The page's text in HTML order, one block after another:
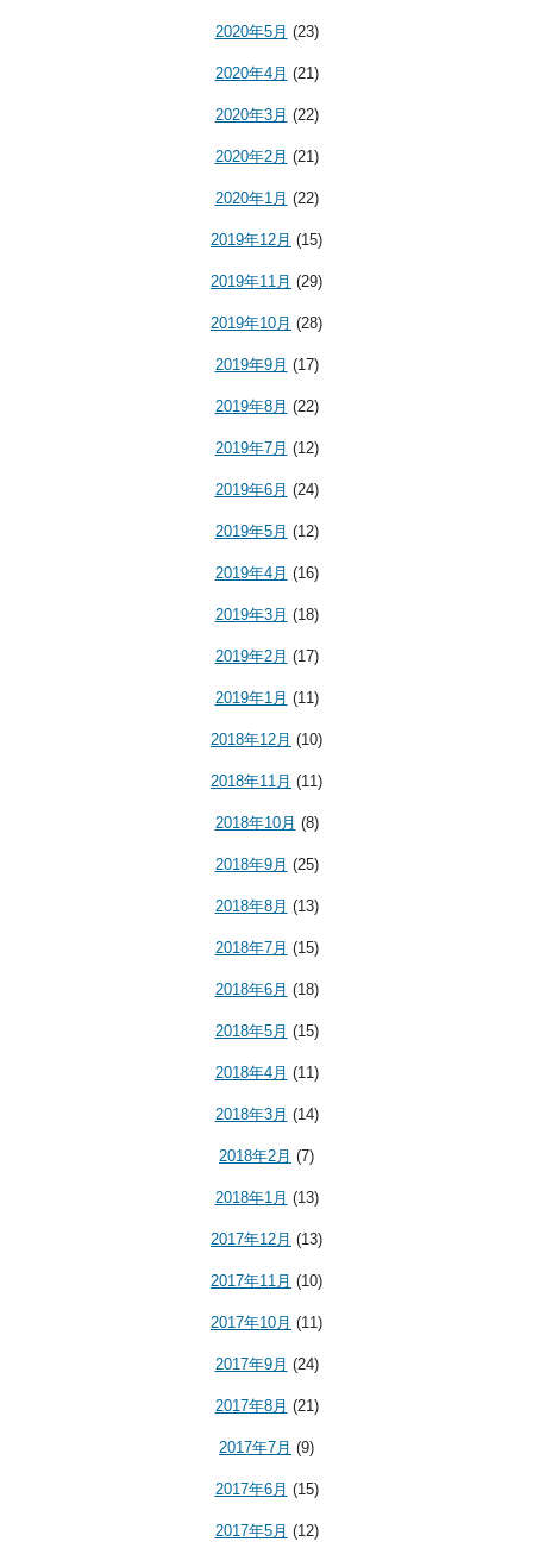
2020年5月 (23)
2020年4月 (21)
2020年3月 (22)
2020年2月 (21)
2020年1月 (22)
2019年12月 (15)
2019年11月 (29)
2019年10月 (28)
2019年9月 (17)
2019年8月 (22)
2019年7月 (12)
2019年6月 (24)
2019年5月 (12)
2019年4月 (16)
2019年3月 (18)
2019年2月 (17)
2019年1月 (11)
2018年12月 (10)
2018年11月 (11)
2018年10月 (8)
2018年9月 (25)
2018年8月 (13)
2018年7月 (15)
2018年6月 (18)
2018年5月 (15)
2018年4月 (11)
2018年3月 (14)
2018年2月 (7)
2018年1月 (13)
2017年12月 (13)
2017年11月 (10)
2017年10月 (11)
2017年9月 (24)
2017年8月 (21)
2017年7月 (9)
2017年6月 (15)
2017年5月 (12)